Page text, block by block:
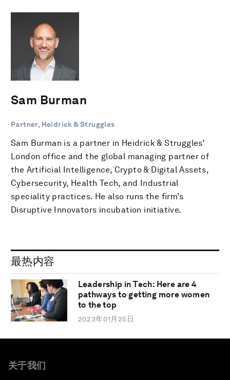
Sam Burman
Partner, Heidrick & Struggles
Sam Burman is a partner in Heidrick & Struggles’
London office and the global managing partner of
the Artificial Intelligence, Crypto & Digital Assets,
Cybersecurity, Health Tech, and Industrial
speciality practices. He also runs the firm’s
Disruptive Innovators incubation initiative.
最热内容
Leadership in Tech: Here are 4
pathways to getting more women
to the top
2023年01月25日
关于我们